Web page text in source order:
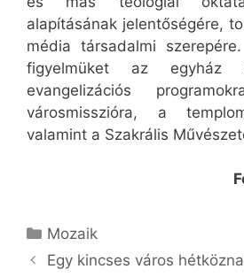
alapításának jelentőségére,
média társadalmi
figyelmüket az egyház
evangelizációs
városmisszióra, a
valamint a Szakrális
Kategória
Mozaik
Egy kincses város